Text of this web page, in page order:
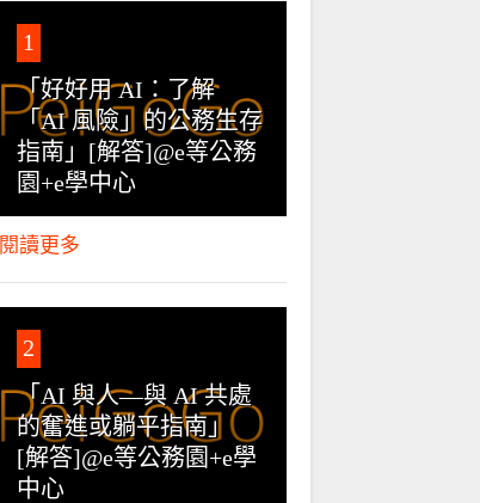
1
「好好用 AI：了解
「AI 風險」的公務生存
指南」[解答]@e等公務
園+e學中心
閱讀更多
2
「AI 與人—與 AI 共處
的奮進或躺平指南」
[解答]@e等公務園+e學
中心